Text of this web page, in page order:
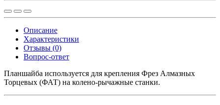
Описание
Характеристики
Отзывы (0)
Вопрос-ответ
Планшайба используется для крепления Фрез Алмазных
Торцевых (ФАТ) на колено-рычажные станки.